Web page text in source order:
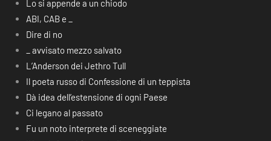
Lo si appende a un chiodo
ABI, CAB e _
Dire di no
_ avvisato mezzo salvato
L’Anderson dei Jethro Tull
Il poeta russo di Confessione di un teppista
Dà idea dell’estensione di ogni Paese
Ci legano al passato
Fu un noto interprete di sceneggiate